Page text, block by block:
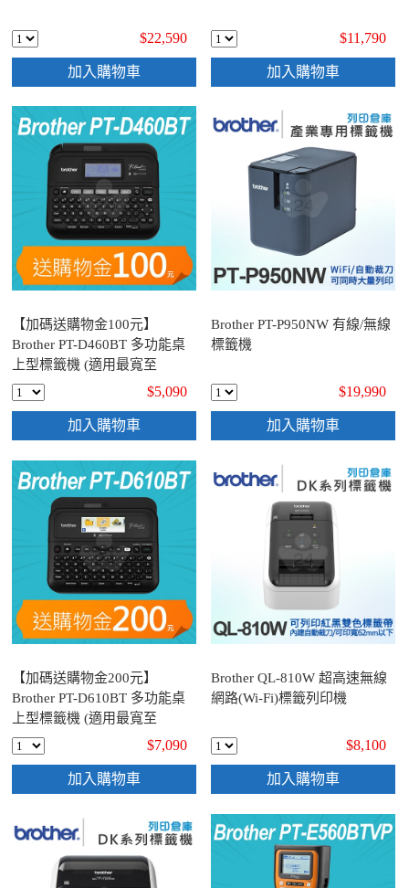
$22,590
加入購物車
$11,790
加入購物車
【加碼送購物金100元】
Brother PT-D460BT 多功能桌
上型標籤機 (適用最寬至
18mmTZe護貝標籤帶)
$5,090
加入購物車
Brother PT-P950NW 有線/無線
標籤機
$19,990
加入購物車
【加碼送購物金200元】
Brother PT-D610BT 多功能桌
上型標籤機 (適用最寬至
24mmTZe護貝標籤帶)
$7,090
加入購物車
Brother QL-810W 超高速無線
網路(Wi-Fi)標籤列印機
$8,100
加入購物車